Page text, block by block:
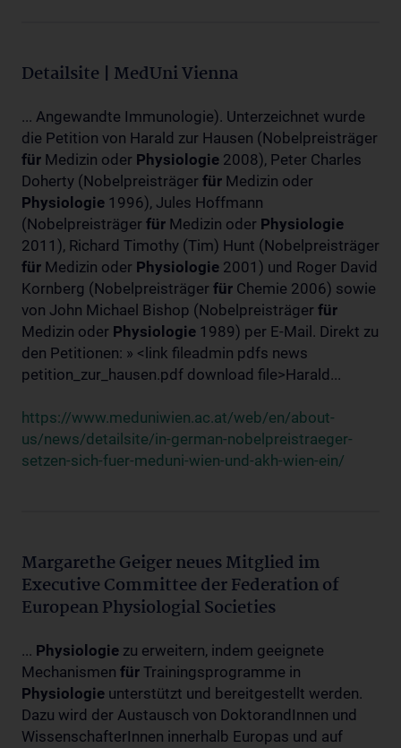
Detailsite | MedUni Vienna
... Angewandte Immunologie). Unterzeichnet wurde
die Petition von Harald zur Hausen (Nobelpreisträger
für Medizin oder Physiologie 2008), Peter Charles
Doherty (Nobelpreisträger für Medizin oder
Physiologie 1996), Jules Hoffmann
(Nobelpreisträger für Medizin oder Physiologie
2011), Richard Timothy (Tim) Hunt (Nobelpreisträger
für Medizin oder Physiologie 2001) und Roger David
Kornberg (Nobelpreisträger für Chemie 2006) sowie
von John Michael Bishop (Nobelpreisträger für
Medizin oder Physiologie 1989) per E-Mail. Direkt zu
den Petitionen: » <link fileadmin pdfs news
petition_zur_hausen.pdf download file>Harald...
https://www.meduniwien.ac.at/web/en/about-
us/news/detailsite/in-german-nobelpreistraeger-
setzen-sich-fuer-meduni-wien-und-akh-wien-ein/
Margarethe Geiger neues Mitglied im
Executive Committee der Federation of
European Physiologial Societies
... Physiologie zu erweitern, indem geeignete
Mechanismen für Trainingsprogramme in
Physiologie unterstützt und bereitgestellt werden.
Dazu wird der Austausch von DoktorandInnen und
WissenschafterInnen innerhalb Europas und auf